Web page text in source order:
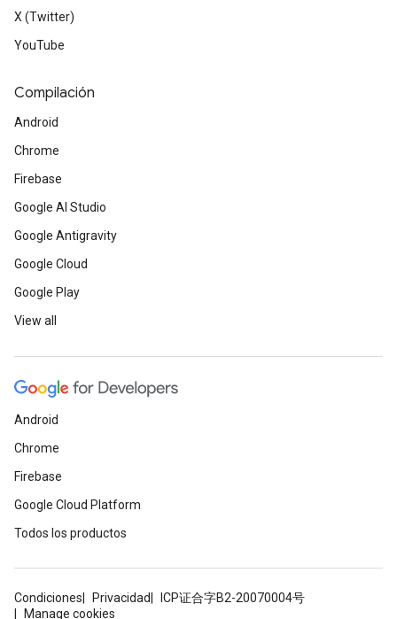
X (Twitter)
YouTube
Compilación
Android
Chrome
Firebase
Google AI Studio
Google Antigravity
Google Cloud
Google Play
View all
Android
Chrome
Firebase
Google Cloud Platform
Todos los productos
Condiciones Privacidad
ICP证合字B2-20070004号
Manage cookies